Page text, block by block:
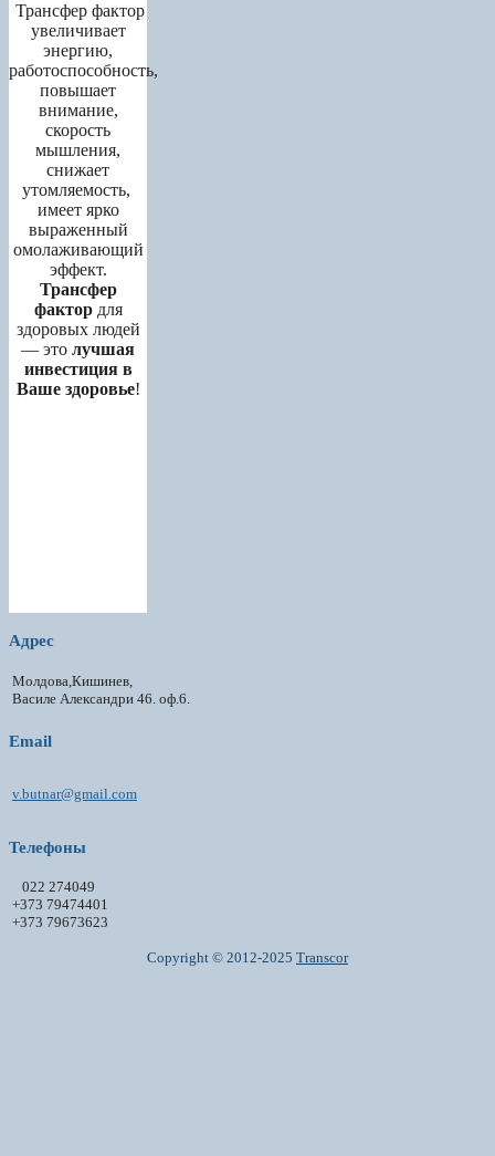
Трансфер фактор
увеличивает
энергию,
работоспособность,
повышает
внимание,
скорость
мышления,
снижает
утомляемость,
имеет ярко
выраженный
омолаживающий
эффект.
Трансфер
фактордля
здоровых людей
— этолучшая
инвестиция в
Ваше здоровье!
Адрес
Молдова,Кишинев,
Василе Александри 46. оф.6.
Email
v.butnar@gmail.com
Телефоны
022 274049
+373 79474401
+373 79673623
Copyright © 2012-2025 Transcor